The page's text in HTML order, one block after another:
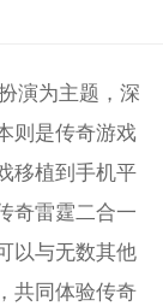
演为主题，深
则是传奇游戏
移植到手机平
奇雷霆二合一
以与无数其他
共同体验传奇